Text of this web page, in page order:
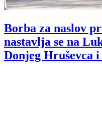
Borba za naslov
nastavlja se na
Donjeg Hruševca